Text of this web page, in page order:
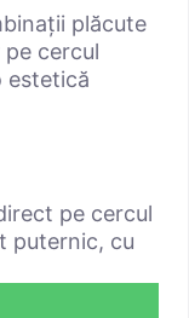
plăcute
cercul
estetică
pe cercul
puternic, cu